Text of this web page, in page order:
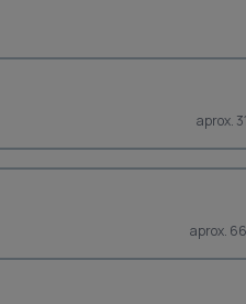
aprox.
aprox.